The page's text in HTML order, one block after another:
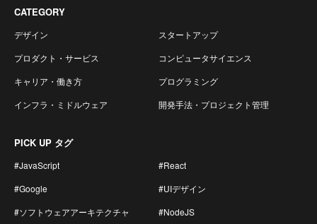
CATEGORY
デザイン
スタートアップ
プロダクト・サービス
コンピュータサイエンス
キャリア・働き方
プログラミング
インフラ・ミドルウェア
開発手法・プロジェクト管理
PICK UP タグ
#JavaScript
#React
#Google
#UIデザイン
#ソフトウェアアーキテクチャ
#NodeJS